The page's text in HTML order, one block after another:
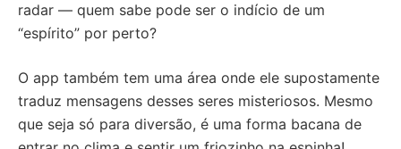
radar — quem sabe pode ser o indício de um
“espírito” por perto?
O app também tem uma área onde ele supostamente
traduz mensagens desses seres misteriosos. Mesmo
que seja só para diversão, é uma forma bacana de